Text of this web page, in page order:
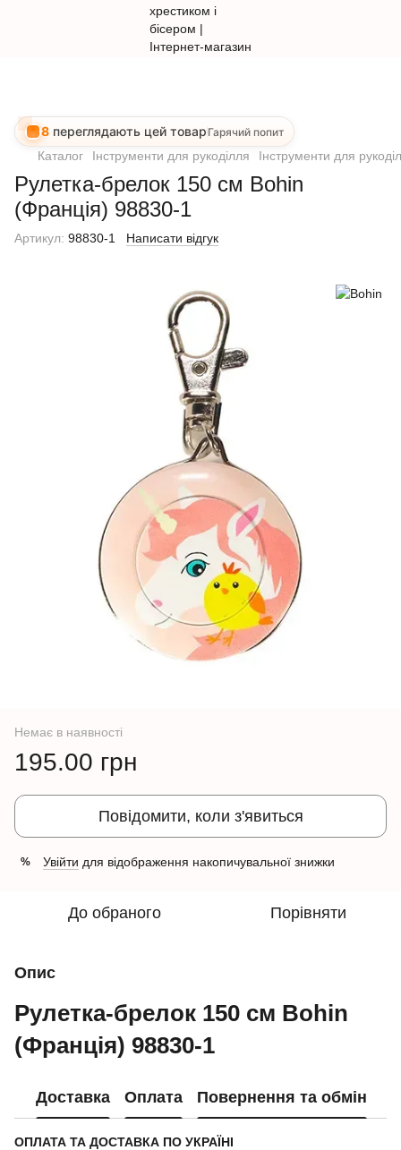
8 переглядають цей товар Гарячий попит
Каталог Інструменти для рукоділля Інструменти для
Рулетка-брелок 150 см Bohin
(Франція) 98830-1
Артикул: 98830-1 Написати відгук
Немає в наявності
195.00 грн
Повідомити, коли з'явиться
% Увійти для відображення накопичувальної знижки
До обраного Порівняти
Опис
Рулетка-брелок 150 см Bohin
(Франція) 98830-1
Доставка Оплата Повернення та обмін
ОПЛАТА ТА ДОСТАВКА ПО УКРАЇНІ